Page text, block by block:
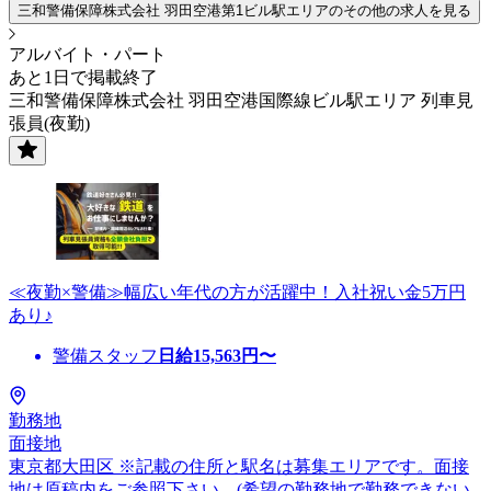
三和警備保障株式会社 羽田空港第1ビル駅エリアのその他の求人を見る
アルバイト・パート
あと1日で掲載終了
三和警備保障株式会社 羽田空港国際線ビル駅エリア 列車見
張員(夜勤)
≪夜勤×警備≫幅広い年代の方が活躍中！入社祝い金5万円
あり♪
警備スタッフ 日給15,563円〜
勤務地
面接地
東京都大田区 ※記載の住所と駅名は募集エリアです。面接